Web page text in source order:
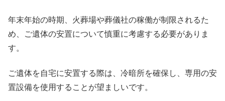
年末年始の時期、火葬場や葬儀社の稼働が制限されるた
め、ご遺体の安置について慎重に考慮する必要がありま
す。
ご遺体を自宅に安置する際は、冷暗所を確保し、専用の安
置設備を使用することが望ましいです。